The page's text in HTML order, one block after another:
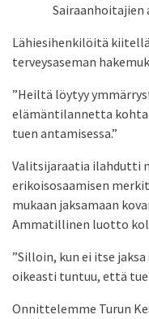
Sairaanhoitajien
Lähiesihenkilöitä
terveysaseman
”Heiltä löytyy
elämäntilannetta
tuen antamisessa.”
Valitsijaraatia ilahdutti
erikoisosaamisen
mukaan jaksamaan
Ammatillinen luotto
”Silloin, kun ei itse
oikeasti tuntuu, että
Onnittelemme Turun